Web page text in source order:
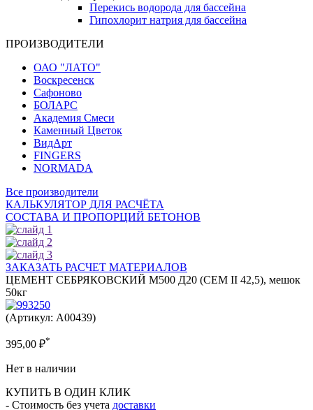
Перекись водорода для бассейна
Гипохлорит натрия для бассейна
ПРОИЗВОДИТЕЛИ
ОАО "ЛАТО"
Воскресенск
Сафоново
БОЛАРС
Академия Смеси
Каменный Цветок
ВидАрт
FINGERS
NORMADA
Все производители
КАЛЬКУЛЯТОР ДЛЯ РАСЧЁТА
СОСТАВА И ПРОПОРЦИЙ БЕТОНОВ
ЗАКАЗАТЬ РАСЧЕТ МАТЕРИАЛОВ
ЦЕМЕНТ СЕБРЯКОВСКИЙ М500 Д20 (CEM II 42,5), мешок
50кг
(Артикул: A00439)
395,00 ₽*
Нет в наличии
КУПИТЬ В ОДИН КЛИК
- Стоимость без учета доставки